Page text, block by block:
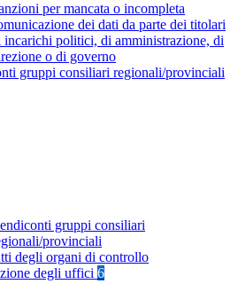
per mancata o incompleta
dei dati da parte dei titolari
incarichi politici, di amministrazione, di
o di governo
gruppi consiliari regionali/provinciali
gruppi consiliari
provinciali
degli organi di controllo
degli uffici 6